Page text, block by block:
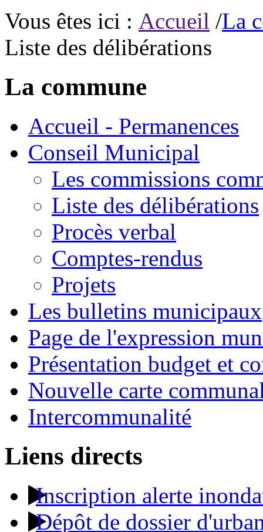
Vous êtes ici : Accueil /La
Liste des délibérations
La commune
Accueil - Permanences
Conseil Municipal
Les commissions
Liste des délibérations
Procès verbal
Comptes-rendus
Projets
Les bulletins municipaux
Page de l'expression
Présentation budget et
Nouvelle carte
Intercommunalité
Liens directs
Inscription alerte
Dépôt de dossier